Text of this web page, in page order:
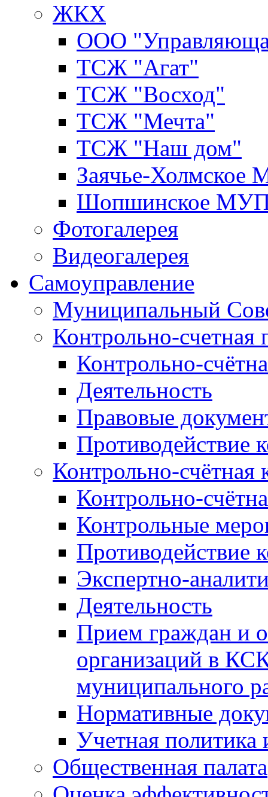
ЖКХ
ООО
ТСЖ "Агат"
ТСЖ "Восход"
ТСЖ "Мечта"
ТСЖ "Наш дом"
Заячье-
Шопшинское
Фотогалерея
Видеогалерея
Самоуправление
Муниципальный
Контрольно-счетная
Контрольно-
Деятельность
Правовые
Противодействие
Контрольно-счётная
Контрольно-
Контрольные
Противодействие
Экспертно-
Деятельность
Прием граждан и
организаций в
муниципального
Нормативные
Учетная политика
Общественная палата